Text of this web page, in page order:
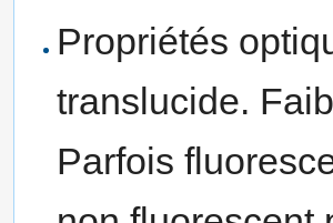
Propriétés
translucide.
Parfois